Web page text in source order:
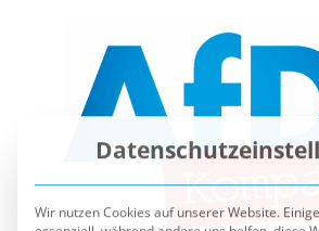
Wir nutzen Cookies auf unserer Website.
Erfahrung zu verbessern.
um Erlaubnis bitten.